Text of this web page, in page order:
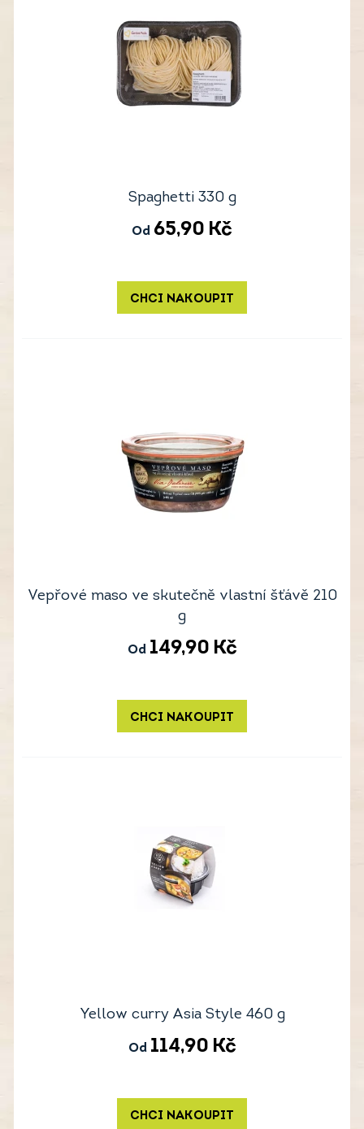
Spaghetti 330 g
Od 65,90 Kč
CHCI NAKOUPIT
Vepřové maso ve skutečně vlastní šťávě 210
g
Od 149,90 Kč
CHCI NAKOUPIT
Yellow curry Asia Style 460 g
Od 114,90 Kč
CHCI NAKOUPIT